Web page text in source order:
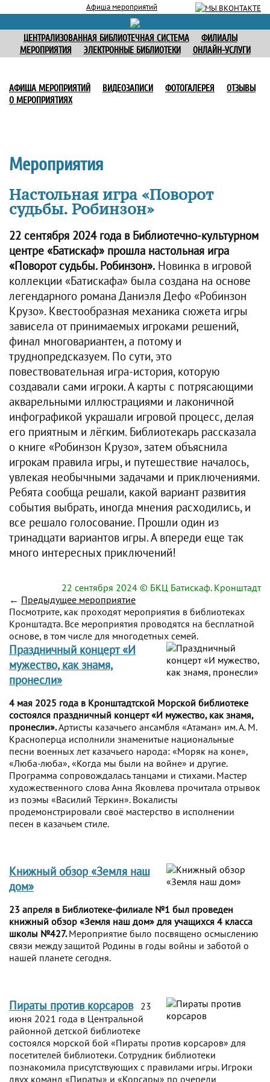
Афиша мероприятий
ЦЕНТРАЛИЗОВАННАЯ БИБЛИОТЕЧНАЯ СИСТЕМА
ФИЛИАЛЫ
МЕРОПРИЯТИЯ
ЭЛЕКТРОННЫЕ БИБЛИОТЕКИ ОНЛАЙН-УСЛУГИ
АФИША МЕРОПРИЯТИЙ ВИДЕОЗАПИСИ ФОТОГАЛЕРЕЯ
ОТЗЫВЫ
О МЕРОПРИЯТИЯХ
Мероприятия
Настольная игра «Поворот
судьбы. Робинзон»
22 сентября 2024 года в Библиотечно-культурном
центре «Батискаф» прошла настольная игра
«Поворот судьбы. Робинзон». Новинка в игровой
коллекции «Батискафа» была создана на основе
легендарного романа Даниэля Дефо «Робинзон
Крузо». Квестообразная механика сюжета игры
зависела от принимаемых игроками решений,
финал многовариантен, а потому и
труднопредсказуем. По сути, это
повествовательная игра-история, которую
создавали сами игроки. А карты с потрясающими
акварельными иллюстрациями и лаконичной
инфографикой украшали игровой процесс, делая
его приятным и лёгким. Библиотекарь рассказала
о книге «Робинзон Крузо», затем объяснила
игрокам правила игры, и путешествие началось,
увлекая необычными задачами и приключениями.
Ребята сообща решали, какой вариант развития
события выбрать, иногда мнения расходились, и
все решало голосование. Прошли один из
тринадцати вариантов игры. А впереди еще так
много интересных приключений!
22 сентября 2024 © БКЦ Батискаф. Кронштадт
← Предыдущее мероприятие
Посмотрите, как проходят мероприятия в библиотеках
Кронштадта. Все мероприятия проводятся на бесплатной
основе, в том числе для многодетных семей.
Праздничный концерт «И
мужество, как знамя,
пронесли»
4 мая 2025 года в Кронштадтской Морской библиотеке
состоялся праздничный концерт «И мужество, как знамя,
пронесли».Артисты казачьего ансамбля «Атаман» им. А. М.
Красноперца исполнили знаменитые национальные
песни военных лет казачьего народа: «Моряк на коне»,
«Люба-люба», «Когда мы были на войне» и другие.
Программа сопровождалась танцами и стихами. Мастер
художественного слова Анна Яковлева прочитала отрывок
из поэмы «Василий Тёркин». Вокалисты
продемонстрировали своё мастерство в исполнении
песен в казачьем стиле.
Книжный обзор «Земля наш
дом»
23 апреля в Библиотеке-филиале №1 был проведен
книжный обзор «Земля наш дом» для учащихся 4 класса
школы №427.Мероприятие было посвящено осмыслению
связи между защитой Родины в годы войны и заботой о
нашей планете сегодня.
Пираты против корсаров
23
июня 2021 года в Центральной
районной детской библиотеке
состоялся морской бой «Пираты против корсаров» для
посетителей библиотеки. Сотрудник библиотеки
познакомила присутствующих с правилами игры. Игроки
двух команд «Пираты» и «Корсары» по очереди